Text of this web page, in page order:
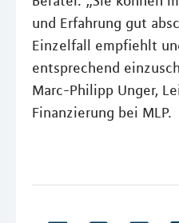
und Erfahrung gut
Einzelfall empfiehlt
entsprechend
Marc-Philipp Unger,
Finanzierung bei MLP.